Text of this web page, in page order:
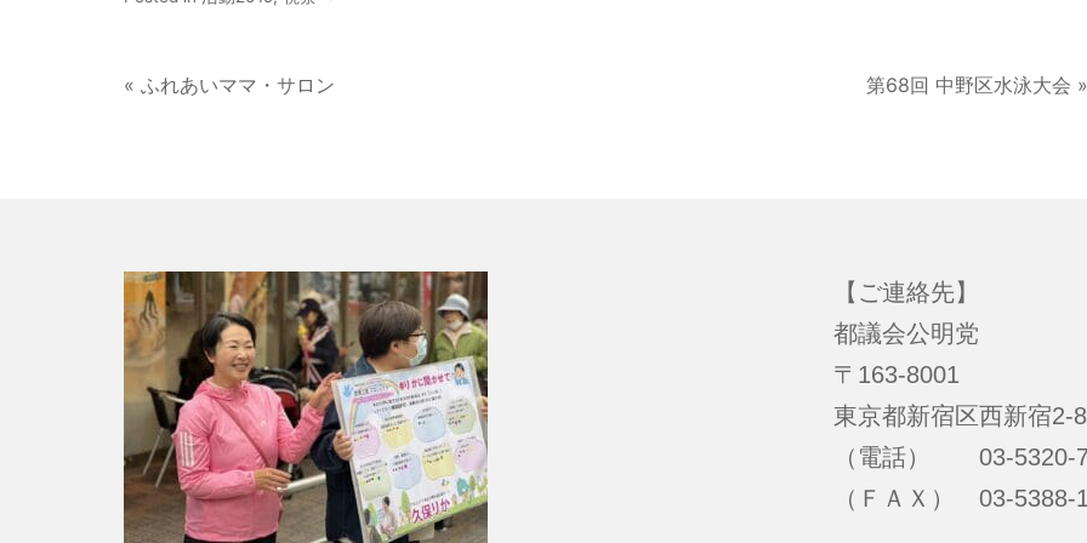
第68回 中野区水泳大会 »
« ふれあいママ・サロン
【ご連絡先】
都議会公明党
〒163-8001
東京都新宿区西新宿2-
（電話） 03-5320-
（ＦＡＸ） 03-5388-